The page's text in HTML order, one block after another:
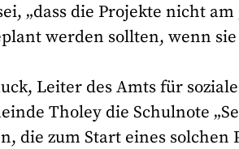
„dass die Projekte nicht
werden sollten, wenn
Leiter des Amts für
Tholey die Schulnote
die zum Start eines solchen